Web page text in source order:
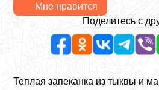
Мне нравится
Поделитесь с
Теплая запеканка из тыквы и